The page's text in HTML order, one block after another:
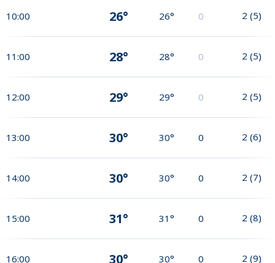
10:00 26° 26° 0 2 (5)
11:00 28° 28° 0 2 (5)
12:00 29° 29° 0 2 (5)
13:00 30° 30° 0 2 (6)
14:00 30° 30° 0 2 (7)
15:00 31° 31° 0 2 (8)
16:00 30° 30° 0 2 (9)